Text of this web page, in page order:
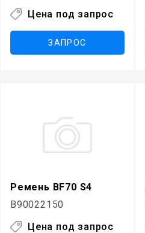
Цена под запрос
ЗАПРОС
Ремень BF70 S4
B90022150
Цена под запрос